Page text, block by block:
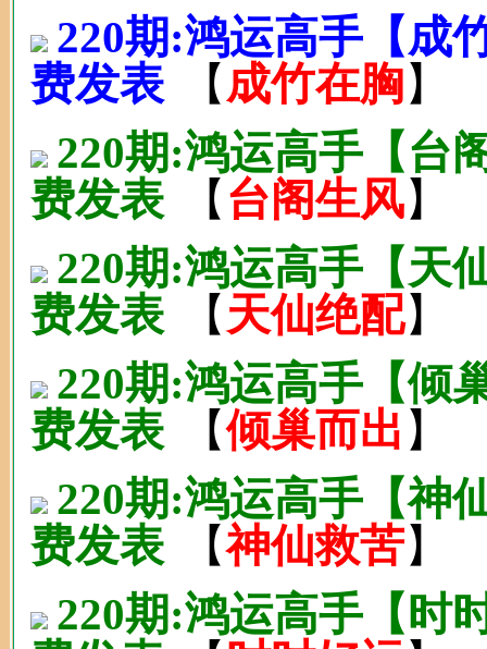
220期:鸿运高手【
费发表
【 成竹在胸】
220期:鸿运高手【
费发表
【 台阁生风】
220期:鸿运高手【
费发表
【 天仙绝配】
220期:鸿运高手【
费发表
【倾巢而出 】
220期:鸿运高手【
费发表
【神仙救苦】
220期:鸿运高手【